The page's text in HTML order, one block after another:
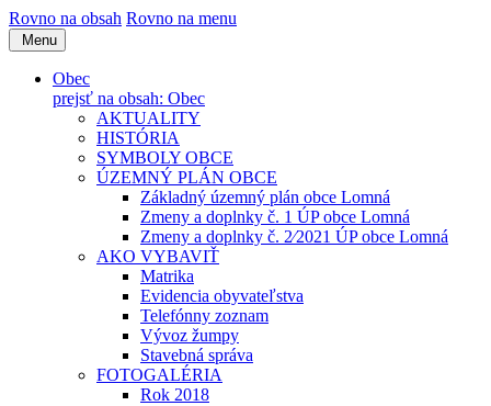
Rovno na obsah Rovno na menu
Menu
Obec
prejsť na obsah: Obec
AKTUALITY
HISTÓRIA
SYMBOLY OBCE
ÚZEMNÝ PLÁN OBCE
Základný územný plán obce Lomná
Zmeny a doplnky č. 1 ÚP obce Lomná
Zmeny a doplnky č. 2⁄2021 ÚP obce Lomná
AKO VYBAVIŤ
Matrika
Evidencia obyvateľstva
Telefónny zoznam
Vývoz žumpy
Stavebná správa
FOTOGALÉRIA
Rok 2018